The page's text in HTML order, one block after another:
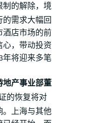
制的解除，境
需求大幅回
酒店市场的前
，带动投资
年将迎来多笔
地产事业部董
的恢复将对
。上海与其他